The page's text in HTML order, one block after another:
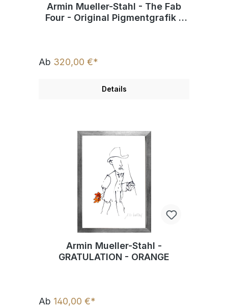
Armin Mueller-Stahl - The Fab
Four - Original Pigmentgrafik -
Ab 320,00 €*
Details
Armin Mueller-Stahl -
GRATULATION - ORANGE
Ab 140,00 €*